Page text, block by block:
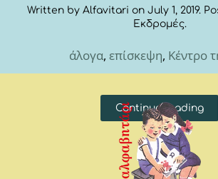
Written by Alfavitari on July 1, 2019.
Εκδρομές.
άλογα, επίσκεψη, Κέντρο
Continue reading